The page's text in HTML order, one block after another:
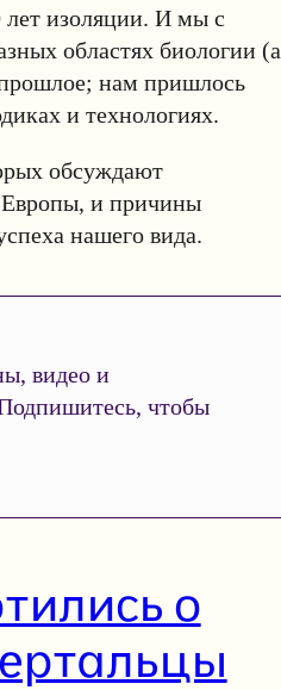
лет изоляции. И мы с
областях биологии (а
нам пришлось
и технологиях.
обсуждают
Европы, и причины
нашего вида.
видео и
чтобы
о